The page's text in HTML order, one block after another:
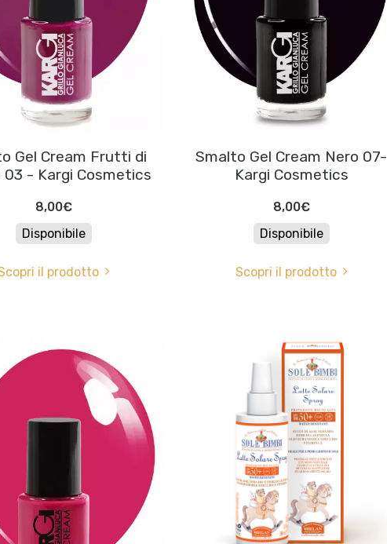
Gel Cream Frutti di
03 - Kargi Cosmetics
8,00€
Disponibile
il prodotto
Smalto Gel Cream Nero 07-
Kargi Cosmetics
8,00€
Disponibile
Scopri il prodotto